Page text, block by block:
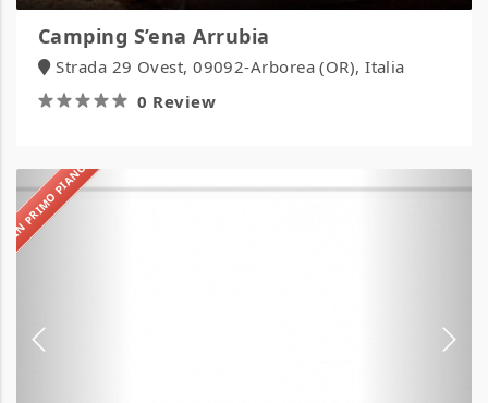
Camping S’ena Arrubia
Strada 29 Ovest, 09092-Arborea (OR), Italia
0 Review
IN PRIMO PIANO